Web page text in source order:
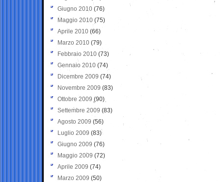
Giugno 2010 (76)
Maggio 2010 (75)
Aprile 2010 (66)
Marzo 2010 (79)
Febbraio 2010 (73)
Gennaio 2010 (74)
Dicembre 2009 (74)
Novembre 2009 (83)
Ottobre 2009 (90)
Settembre 2009 (83)
Agosto 2009 (56)
Luglio 2009 (83)
Giugno 2009 (76)
Maggio 2009 (72)
Aprile 2009 (74)
Marzo 2009 (50)